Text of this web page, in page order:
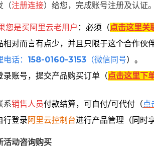
（注册连接）给您，完成账号注册及认证。
您是买阿里云老用户 ： 必须 （点击这里关
相对而言有点少，并且只限于这个合作伙
话： 158-0160-3153 （微信同号）。
录账号，提交产品购买订单（点击这里下
系销售人员付款结算，可自付/可代付（点
行登录 阿里云控制台进行产品管理（同时
活动咨询购买